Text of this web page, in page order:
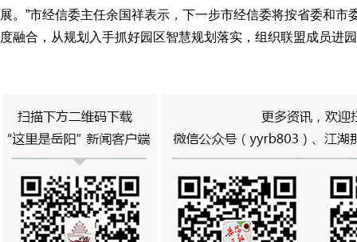
展。”市经信委主任余国祥表示，下一步市经信委将按省委和
度融合，从规划入手抓好园区智慧规划落实，组织联盟成员进